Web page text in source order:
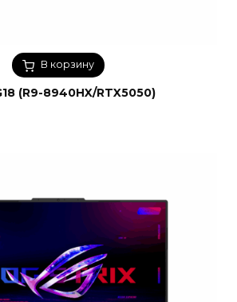
В корзину
(R9-8940HX/RTX5050)